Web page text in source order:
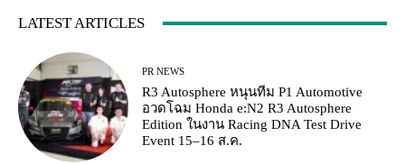
LATEST ARTICLES
PR NEWS
R3 Autosphere หนุนทีม P1 Automotive
อวดโฉม Honda e:N2 R3 Autosphere
Edition ในงาน Racing DNA Test Drive
Event 15–16 ส.ค.